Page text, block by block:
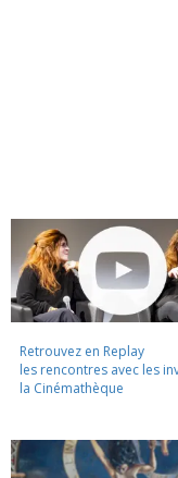
Retrouvez en Replay
les rencontres avec les
la Cinémathèque